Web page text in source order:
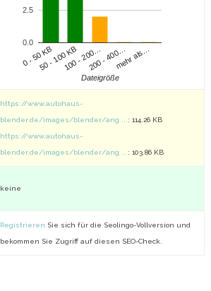
0 - 50 KB50 - 100 KB100 - 200…200 - 400…mehr als…
0.0
2.5
Dateigröße
https://www.autohaus-
blender.de/images/blender/ang ... : 114.26 KB
https://www.autohaus-
blender.de/images/blender/ang ... : 103.86 KB
keine
Registrieren Sie sich für die Seolingo-Vollversion und
bekommen Sie Zugriff auf diesen SEO-Check.